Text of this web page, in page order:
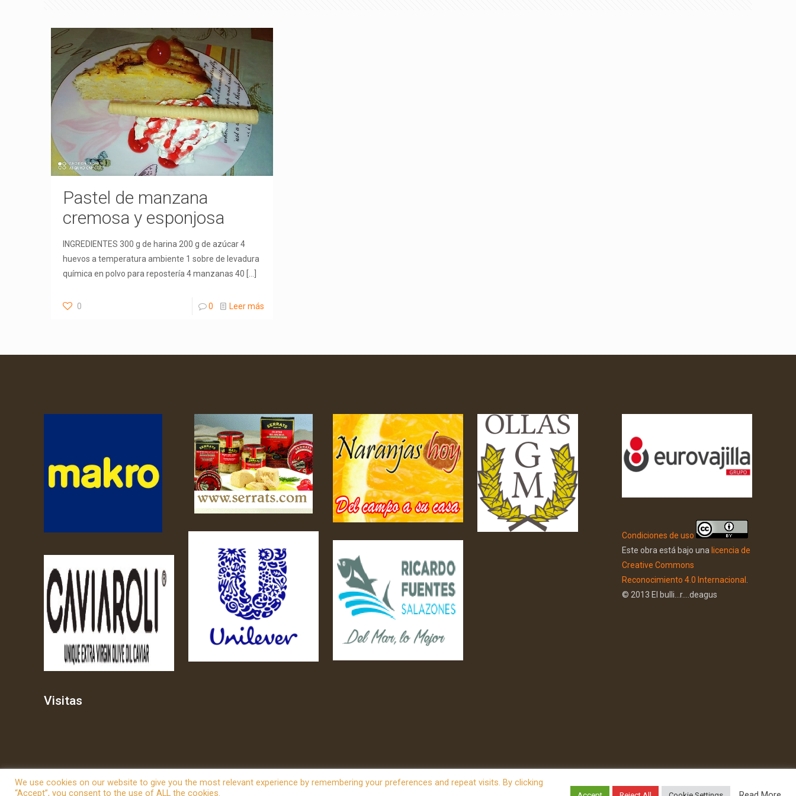
Pastel de manzana
cremosa y esponjosa
INGREDIENTES 300 g de harina 200 g de azúcar 4
huevos a temperatura ambiente 1 sobre de levadura
química en polvo para repostería 4 manzanas 40
0 0 Leer más
Visitas
Condiciones de uso
Este obra está bajo una licencia de
Creative Commons
Reconocimiento 4.0 Internacional
© 2013 El bulli...r....deagus
© 2026 Betheme byMuffin group | All Rights Reserved | Powered by
We use cookies on our website to give you the most relevant experience by remembering your preferences and repeat visits. By clicking
“Accept”, you consent to the use of ALL the cookies.